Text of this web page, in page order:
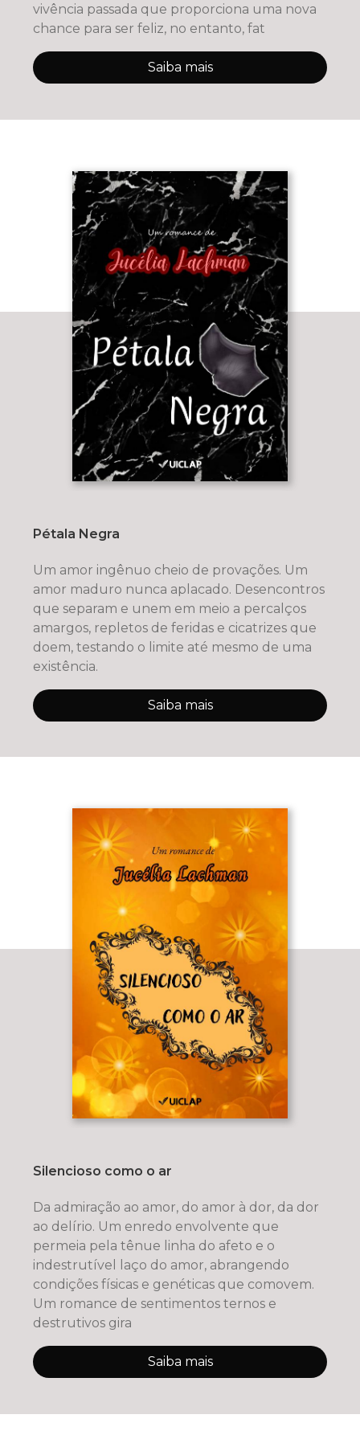
vivência passada que proporciona uma nova
chance para ser feliz, no entanto, fat
Saiba mais
Pétala Negra
Um amor ingênuo cheio de provações. Um
amor maduro nunca aplacado. Desencontros
que separam e unem em meio a percalços
amargos, repletos de feridas e cicatrizes que
doem, testando o limite até mesmo de uma
existência.
Saiba mais
Silencioso como o ar
Da admiração ao amor, do amor à dor, da dor
ao delírio. Um enredo envolvente que
permeia pela tênue linha do afeto e o
indestrutível laço do amor, abrangendo
condições físicas e genéticas que comovem.
Um romance de sentimentos ternos e
destrutivos gira
Saiba mais